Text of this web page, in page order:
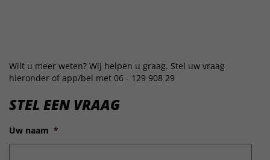
Wilt u meer weten? Wij helpen u graag. Stel uw vraag
hieronder of app/bel met 06 - 129 908 29
STEL EEN VRAAG
Uw naam *